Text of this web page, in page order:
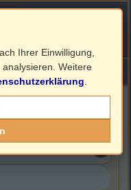
Ihrer Einwilligung,
Weitere